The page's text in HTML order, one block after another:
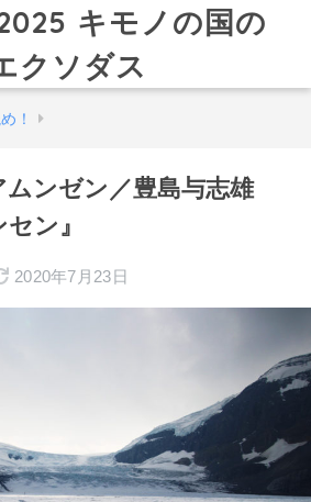
キモノの国の
クソダス
！
ンゼン／豊島与志雄
ン』
2020年7月23日